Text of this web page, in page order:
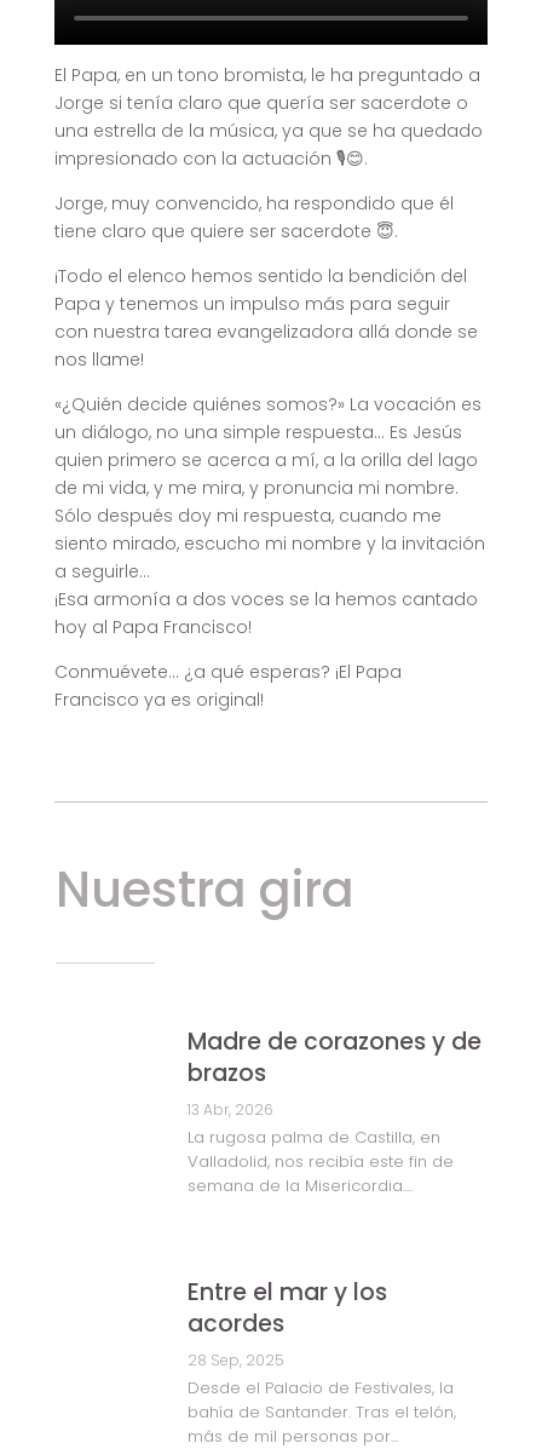
El Papa, en un tono bromista, le ha preguntado a
Jorge si tenía claro que quería ser sacerdote o
una estrella de la música, ya que se ha quedado
impresionado con la actuación 🎙️😊.
Jorge, muy convencido, ha respondido que él
tiene claro que quiere ser sacerdote 😇.
¡Todo el elenco hemos sentido la bendición del
Papa y tenemos un impulso más para seguir
con nuestra tarea evangelizadora allá donde se
nos llame!
«¿Quién decide quiénes somos?» La vocación es
un diálogo, no una simple respuesta… Es Jesús
quien primero se acerca a mí, a la orilla del lago
de mi vida, y me mira, y pronuncia mi nombre.
Sólo después doy mi respuesta, cuando me
siento mirado, escucho mi nombre y la invitación
a seguirle…
¡Esa armonía a dos voces se la hemos cantado
hoy al Papa Francisco!
Conmuévete… ¿a qué esperas? ¡El Papa
Francisco ya es original!
Nuestra gira
Madre de corazones y de
brazos
13 Abr, 2026
La rugosa palma de Castilla, en
Valladolid, nos recibía este fin de
semana de la Misericordia....
Entre el mar y los
acordes
28 Sep, 2025
Desde el Palacio de Festivales, la
bahía de Santander. Tras el telón,
más de mil personas por...